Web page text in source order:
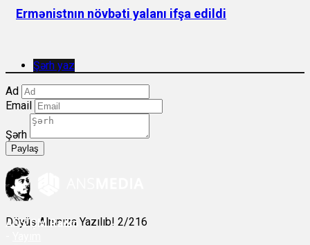
Ermənistnın növbəti yalanı ifşa edildi
Şərh yaz
Ad
Email
Şərh
Paylaş
Döyüş Alnınıza Yazılıb! 2/216
ANSÇM Radio